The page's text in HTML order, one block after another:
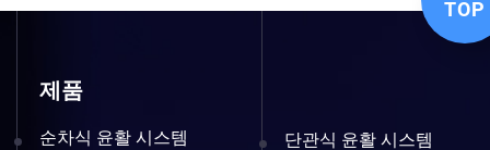
TOP
제품
순차식 윤활 시스템 단관식 윤활 시스템